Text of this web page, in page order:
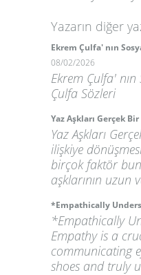
Yazarın diğer
Ekrem Çulfa' nın
08/02/2026
Ekrem Çulfa'
Çulfa Sözleri
Yaz Aşkları Gerçek
Yaz Aşkları
ilişkiye
birçok faktör
aşklarının uzun
*Empathically
*Empathically
Empathy is a
communicating
shoes and truly